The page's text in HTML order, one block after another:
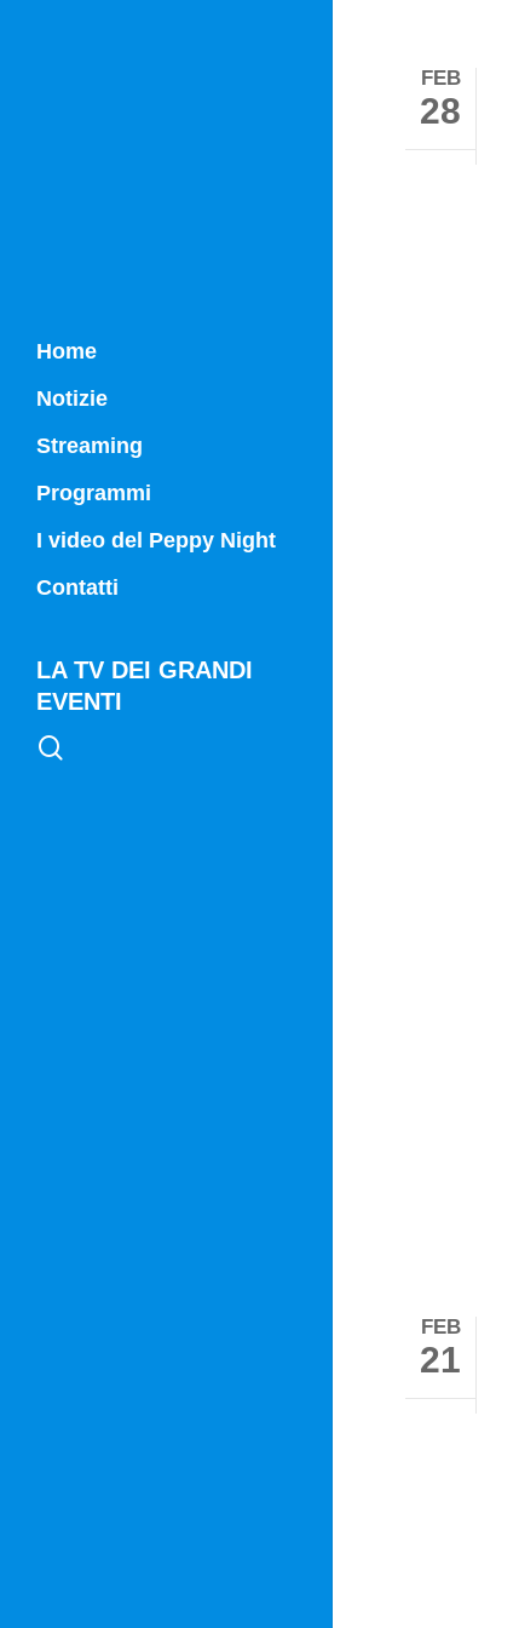
Home
Notizie
Streaming
Programmi
Campania Sport
I video del Peppy Night
Contatti
LA TV DEI GRANDI
EVENTI
FEB
28
FEB
21